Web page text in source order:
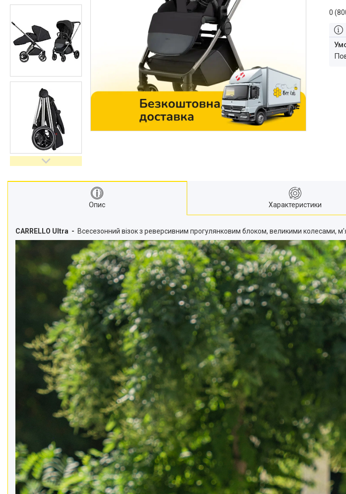
0
Опис Характеристики
CARRELLO Ultra - Всесезонний візок з реверсивним прогулянковим блоком, великими колесами,